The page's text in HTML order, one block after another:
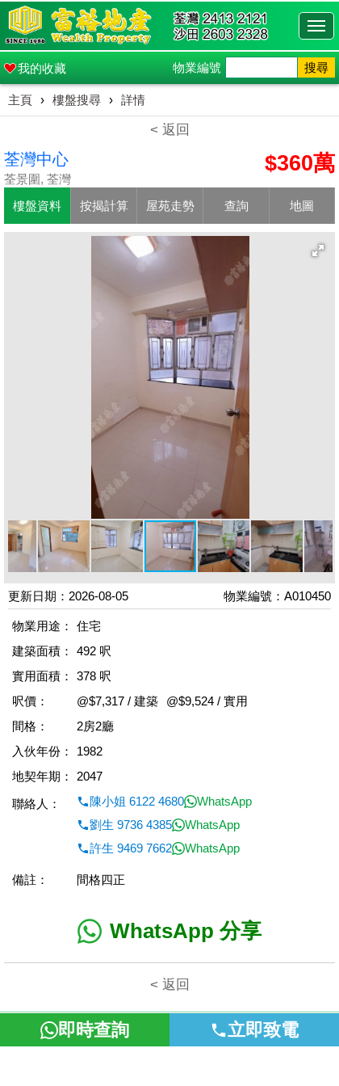
我的收藏 物業編號 搜尋
主頁 › 樓盤搜尋 › 詳情
< 返回
荃灣中心
荃景圍, 荃灣
$360萬
樓盤資料 按揭計算 屋苑走勢 查詢 地圖
更新日期：2026-08-05 物業編號：A010450
物業用途：
住宅
建築面積：
492 呎
實用面積：
378 呎
呎價：
@$7,317 / 建築
@$9,524 / 實用
間格：
2房2廳
入伙年份：
1982
地契年期：
2047
聯絡人：
陳小姐 6122 4680
WhatsApp
劉生 9736 4385
WhatsApp
許生 9469 7662
WhatsApp
備註： 間格四正
WhatsApp 分享
< 返回
即時查詢 立即致電
本網頁所提供資料僅作參考用途。若因錯漏而引致任何不便或損